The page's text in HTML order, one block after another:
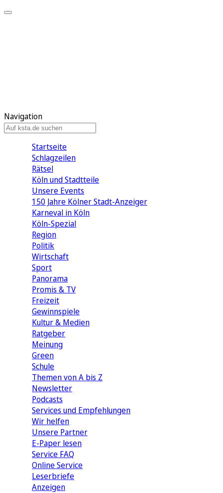
Navigation
Startseite
Schlagzeilen
Rätsel
Köln und Stadtteile
Unsere Events
150 Jahre Kölner Stadt-Anzeiger
Karneval in Köln
Köln-Spezial
Region
Politik
Wirtschaft
Sport
Panorama
Promis & TV
Freizeit
Gewinnspiele
Kultur & Medien
Ratgeber
Meinung
Green
Schule
Themen von A bis Z
Newsletter
Podcasts
Services und Empfehlungen
Wir helfen
Unsere Partner
E-Paper lesen
Service FAQ
Online Service
Leserbriefe
Anzeigen